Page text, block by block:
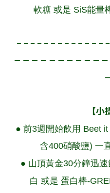
軟糖 或是 SiS能量
– – – – – – – – – – – – –
– – – – – – – – – –
–
【小
● 前3週開始飲用 Beet
含400硝酸鹽) 一
● 山頂黃金30分鐘迅速
白 或是 蛋白棒-